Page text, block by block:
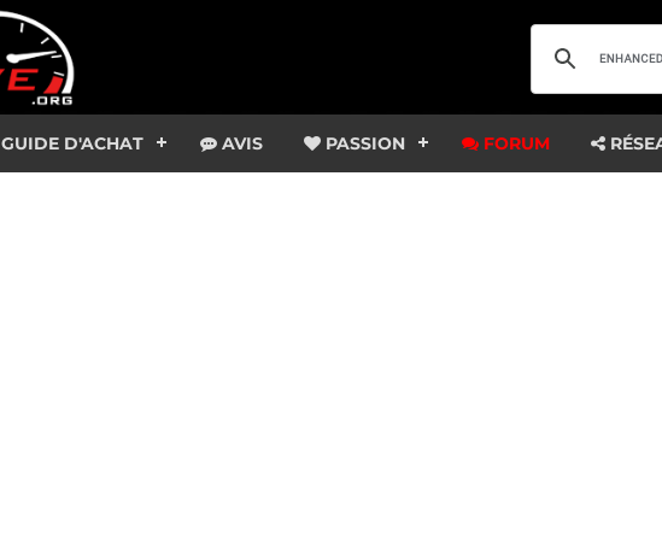
GUIDE D'ACHAT AVIS PASSION FORUM